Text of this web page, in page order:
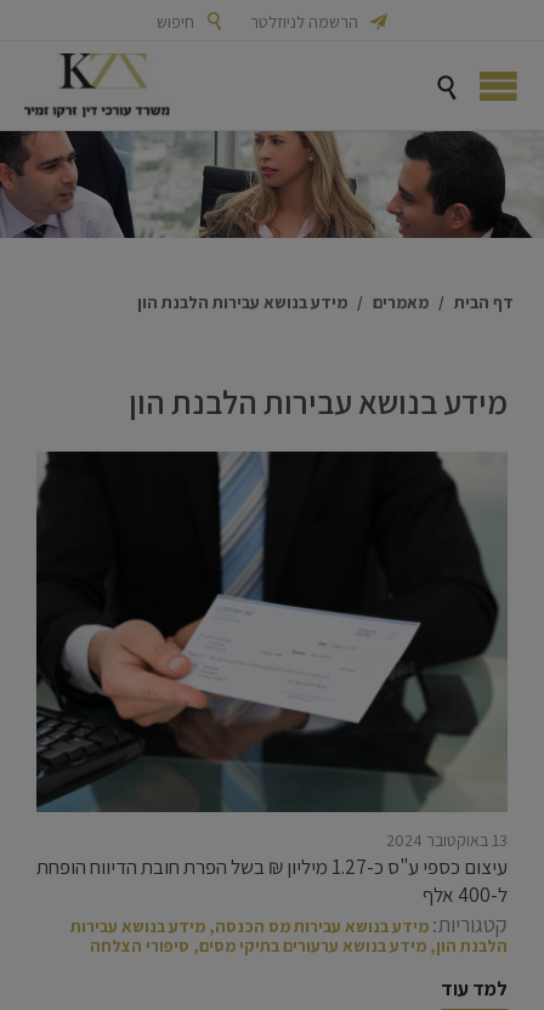
 הרשמה לניוזלטר  חיפוש

דף הבית / מאמרים / מידע בנושא עבירות הלבנת הון
מידע בנושא עבירות הלבנת הון
13 באוקטובר 2024
עיצום כספי ע"ס כ-1.27 מיליון ₪ בשל הפרת חובת הדיווח הופחת
ל-400 אלף
קטגוריות: מידע בנושא עבירות מס הכנסה, מידע בנושא עבירות
הלבנת הון, מידע בנושא ערעורים בתיקי מסים, סיפורי הצלחה
למד עוד